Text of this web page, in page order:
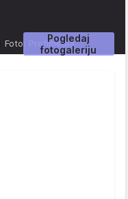
Pogledaj
fotogaleriju
Foto: Profimedia